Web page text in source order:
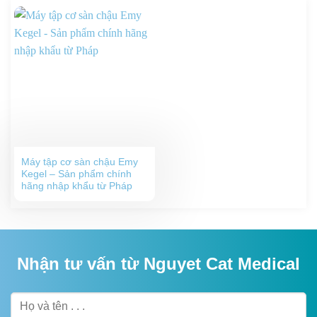
Máy tập cơ sàn chậu Emy
Kegel – Sản phẩm chính
hãng nhập khẩu từ Pháp
Nhận tư vấn từ Nguyet Cat Medical